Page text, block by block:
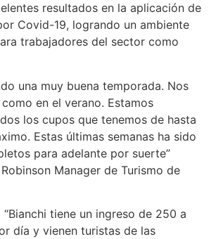
resultados en la aplicación de
Covid-19, logrando un ambiente
trabajadores del sector como
una muy buena temporada. Nos
en el verano. Estamos
los cupos que tenemos de hasta
Estas últimas semanas ha sido
para adelante por suerte”
Manager de Turismo de
tiene un ingreso de 250 a
día y vienen turistas de las